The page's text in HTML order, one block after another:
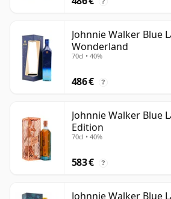
Johnnie Walker Blue
Wonderland
70cl • 40%
486 € ?
Johnnie Walker Blue
Edition
70cl • 40%
583 € ?
Johnnie Walker Blue